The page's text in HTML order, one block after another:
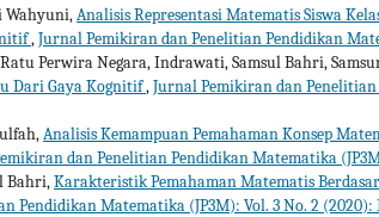
Wahyuni,Analisis Representasi Matematis Siswa
,Jurnal Pemikiran dan Penelitian Pendidikan
Perwira Negara, Indrawati, Samsul Bahri,
Dari Gaya Kognitif,Jurnal Pemikiran dan
Analisis Kemampuan Pemahaman Konsep
dan Penelitian Pendidikan Matematika
Bahri,Karakteristik Pemahaman Matematis
Pendidikan Matematika (JP3M): Vol. 3 No. 2 (2020):